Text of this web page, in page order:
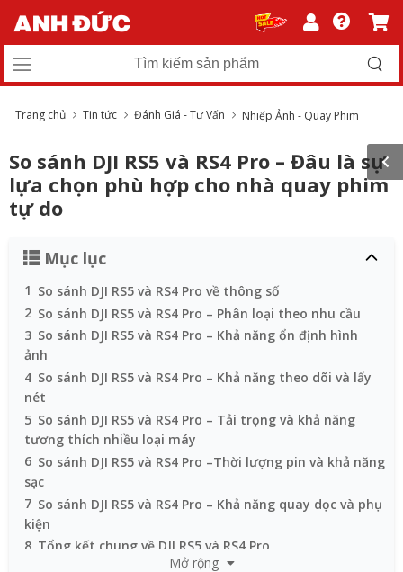
Trang chủ Tin tức Đánh Giá - Tư Vấn Nhiếp Ảnh - Quay Phim
So sánh DJI RS5 và RS4 Pro – Đâu là sự
lựa chọn phù hợp cho nhà quay phim
tự do
Mục lục
1 So sánh DJI RS5 và RS4 Pro về thông số
2 So sánh DJI RS5 và RS4 Pro – Phân loại theo nhu cầu
3 So sánh DJI RS5 và RS4 Pro – Khả năng ổn định hình
ảnh
4 So sánh DJI RS5 và RS4 Pro – Khả năng theo dõi và lấy
nét
5 So sánh DJI RS5 và RS4 Pro – Tải trọng và khả năng
tương thích nhiều loại máy
6 So sánh DJI RS5 và RS4 Pro –Thời lượng pin và khả năng
sạc
7 So sánh DJI RS5 và RS4 Pro – Khả năng quay dọc và phụ
kiện
8 Tổng kết chung về DJI RS5 và RS4 Pro
Mở rộng